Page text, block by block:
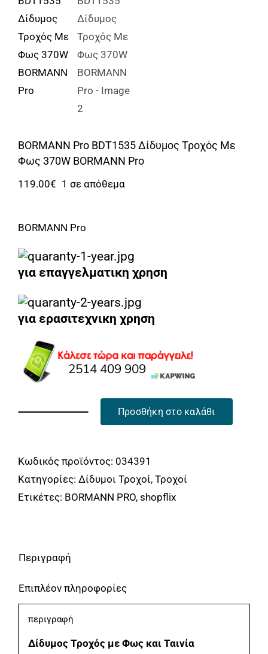
Αυτοκίνητο
Περισσότερα
BORMANN Pro BDT1535 Δίδυμος Τροχός Με
Φως 370W BORMANN Pro
119.00€ 1 σε απόθεμα
BORMANN Pro
για επαγγελματικη χρηση
για ερασιτεχνικη χρηση
BDT1535
Δίδυμος
Τροχός
BORMANN
Προσθήκη στο καλάθι
Κωδικός προϊόντος: 034391
Κατηγορίες: Δίδυμοι Τροχοί, Τροχοί
Ετικέτες: BORMANN PRO, shopflix
Περιγραφή
Επιπλέον πληροφορίες
περιγραφή
Δίδυμος Τροχός με Φως και Ταινία